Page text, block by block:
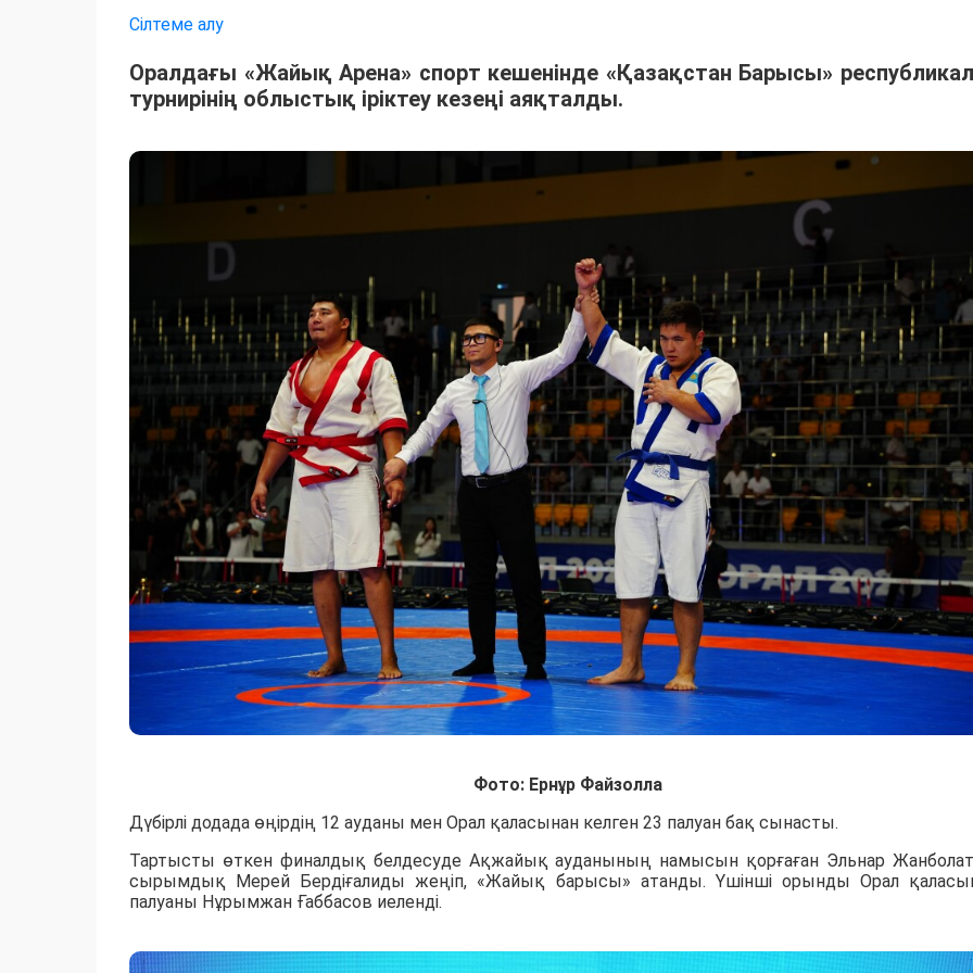
Сілтеме алу
Оралдағы «Жайық Арена» спорт кешенінде «Қазақстан Барысы»
турнирінің облыстық іріктеу кезеңі аяқталды.
Фото: Ернұр Файзолла
Дүбірлі додада өңірдің 12 ауданы мен Орал қаласынан келген 23 палуан бақ сынасты.
​Тартысты өткен финалдық белдесуде Ақжайық ауданының намысын қорғаған Эльнар
сырымдық Мерей Бердіғалиды жеңіп, «Жайық барысы» атанды. Үшінші орынды Орал
палуаны Нұрымжан Ғаббасов иеленді.